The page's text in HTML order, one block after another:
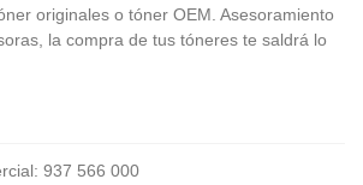
originales o tóner OEM. Asesoramiento
la compra de tus tóneres te saldrá lo
937 566 000